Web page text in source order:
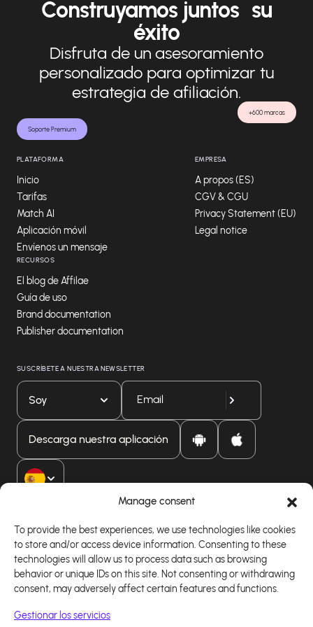
Manage consent
To provide the best experiences, we use technologies like cookies
to store and/or access device information. Consenting to these
technologies will allow us to process data such as browsing
behavior or unique IDs on this site. Not consenting or withdrawing
consent, may adversely affect certain features and functions.
Gestionar los servicios
Soporte Premium
+600 marcas
Construyamos juntos su
éxito
Disfruta de un asesoramiento
personalizado para optimizar tu
estrategia de afiliación.
PLATAFORMA
Inicio
Tarifas
Match AI
Aplicación móvil
Envíenos un mensaje
EMPRESA
A propos (ES)
CGV & CGU
Privacy Statement (EU)
Legal notice
RECURSOS
El blog de Affilae
Guía de uso
Brand documentation
Publisher documentation
SUSCRÍBETE A NUESTRA NEWSLETTER
Soy
Descarga nuestra aplicación